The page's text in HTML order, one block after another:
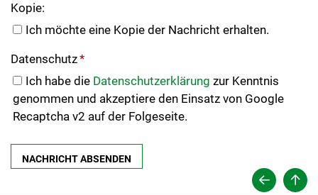
Kopie:
Ich möchte eine Kopie der Nachricht erhalten.
Datenschutz*
Ich habe die Datenschutzerklärung zur Kenntnis
genommen und akzeptiere den Einsatz von Google
Recaptcha v2 auf der Folgeseite.